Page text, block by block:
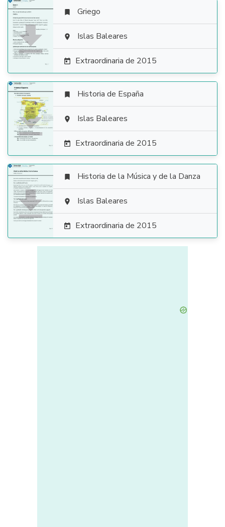

 Griego
 Islas Baleares
 Extraordinaria de 2015

 Historia de España
 Islas Baleares
 Extraordinaria de 2015

 Historia de la Música y de la Danza
 Islas Baleares
 Extraordinaria de 2015